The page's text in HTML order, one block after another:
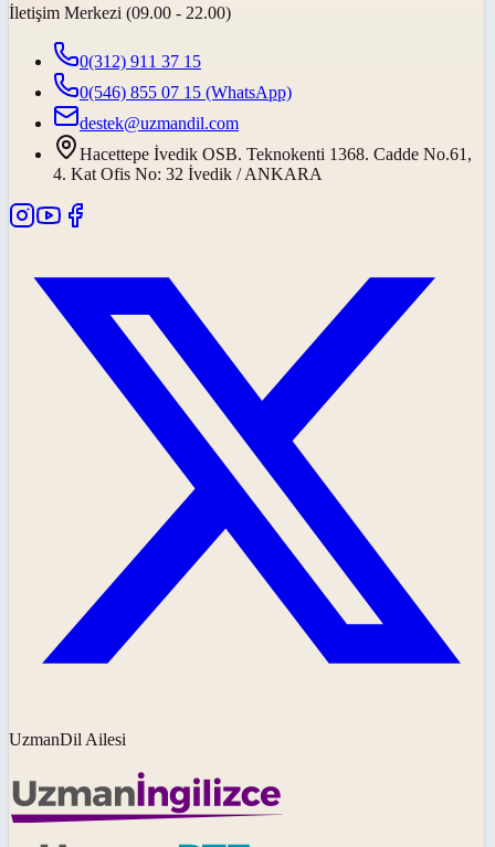
İletişim Merkezi (09.00 - 22.00)
0(312) 911 37 15
0(546) 855 07 15 (WhatsApp)
destek@uzmandil.com
Hacettepe İvedik OSB. Teknokenti 1368. Cadde No.61,
4. Kat Ofis No: 32 İvedik / ANKARA
UzmanDil Ailesi